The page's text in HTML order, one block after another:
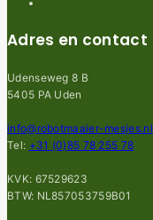
Adres en contact
Udenseweg 8 B
5405 PA Uden
info@robotmaaier-mesjes.nl
Tel: +31 (0)85 78 255 78
KVK: 67529623
BTW: NL857053759B01